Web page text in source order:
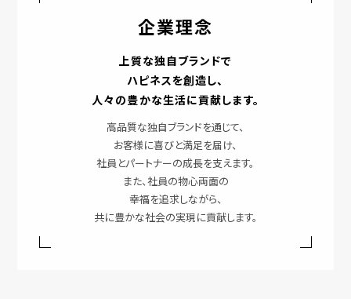
企業理念
上質な独自ブランドで
ハピネスを創造し、
人々の豊かな生活に貢献します。
高品質な独自ブランドを通じて、
お客様に喜びと満足を届け、
社員とパートナーの成長を支えます。
また、社員の物心両面の
幸福を追求しながら、
共に豊かな社会の実現に貢献します。